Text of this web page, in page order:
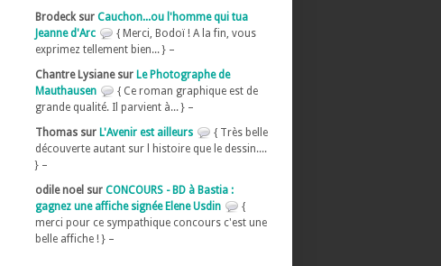
Brodeck sur Cauchon...ou l'homme qui tua
Jeanne d'Arc
{ Merci, Bodoï ! A la fin, vous
exprimez tellement bien... } –
Chantre Lysiane sur Le Photographe de
Mauthausen
{ Ce roman graphique est de
grande qualité. Il parvient à... } –
Thomas sur L'Avenir est ailleurs
{ Très belle
découverte autant sur l histoire que le dessin....
} –
odile noel sur CONCOURS - BD à Bastia :
gagnez une affiche signée Elene Usdin
{
merci pour ce sympathique concours c'est une
belle affiche ! } –